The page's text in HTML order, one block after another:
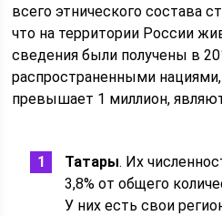
всего этнического состава
что на территории России
сведения были получены в
распространенными
превышает 1 миллион,
Татары. Их
3,8% от общего
У них есть свои